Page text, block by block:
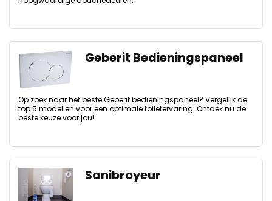
Geberit Bedieningspaneel
Op zoek naar het beste Geberit bedieningspaneel? Vergelijk de
top 5 modellen voor een optimale toiletervaring. Ontdek nu de
beste keuze voor jou!
Sanibroyeur